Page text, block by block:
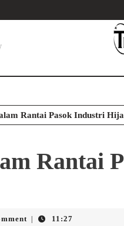
Rantai Pasok Industri
Rantai
11:27